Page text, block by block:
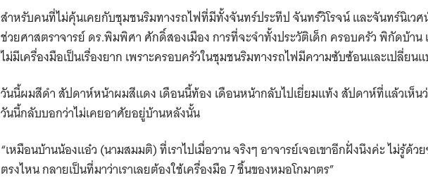
สำหรับคนที่ไม่คุ้นเคยกับชุมชนริมทางรถไฟที่มีทั้งจันทร์ประทีป จันทร์วิโรจน์ และจันทร์นิเวศ
ช่วยศาสตราจารย์ ดร.พิมพิศา ศักดิ์สองเมือง การที่จะจำทั้งประวัติเด็ก ครอบครัว พิกัดบ้า
ไม่มีเครื่องมือเป็นเรื่องยาก เพราะครอบครัวในชุมชนริมทางรถไฟมีความซับซ้อนและเปลี่ยน
วันนี้ผมสีดำ สัปดาห์หน้าผมสีแดง เดือนนี้ท้อง เดือนหน้ากลับไปเยี่ยมแท้ง สัปดาห์ที่แล้วเห็น
วันนี้กลับบอกว่าไม่เคยอาศัยอยู่บ้านหลังนั้น
“เหมือนบ้านน้องแอ๋ว (นามสมมติ) ที่เราไปเมื่อวาน จริงๆ อาจารย์เจอเขาอีกฝั่งนึงค่ะ ไม่รู้ด้วย
ตรงไหน กลายเป็นที่มาว่าเราเลยต้องใช้เครื่องมือ 7 ชิ้นของหมอโกมาตร”